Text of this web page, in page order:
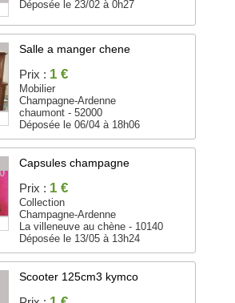
Déposée le 23/02 à 0h27
Salle a manger chene
Prix : 1 €
Mobilier
Champagne-Ardenne
chaumont - 52000
Déposée le 06/04 à 18h06
Capsules champagne
Prix : 1 €
Collection
Champagne-Ardenne
La villeneuve au chène - 10140
Déposée le 13/05 à 13h24
Scooter 125cm3 kymco